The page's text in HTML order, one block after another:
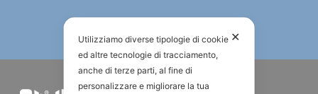
✕
Utilizziamo diverse tipologie di cookie
ed altre tecnologie di tracciamento,
anche di terze parti, al fine di
personalizzare e migliorare la tua